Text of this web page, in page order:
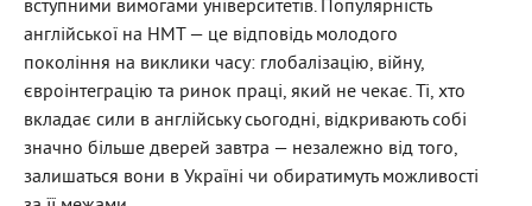
вступними вимогами університетів. Популярність
англійської на НМТ — це відповідь молодого
покоління на виклики часу: глобалізацію, війну,
євроінтеграцію та ринок праці, який не чекає. Ті, хто
вкладає сили в англійську сьогодні, відкривають собі
значно більше дверей завтра — незалежно від того,
залишаться вони в Україні чи обиратимуть можливості